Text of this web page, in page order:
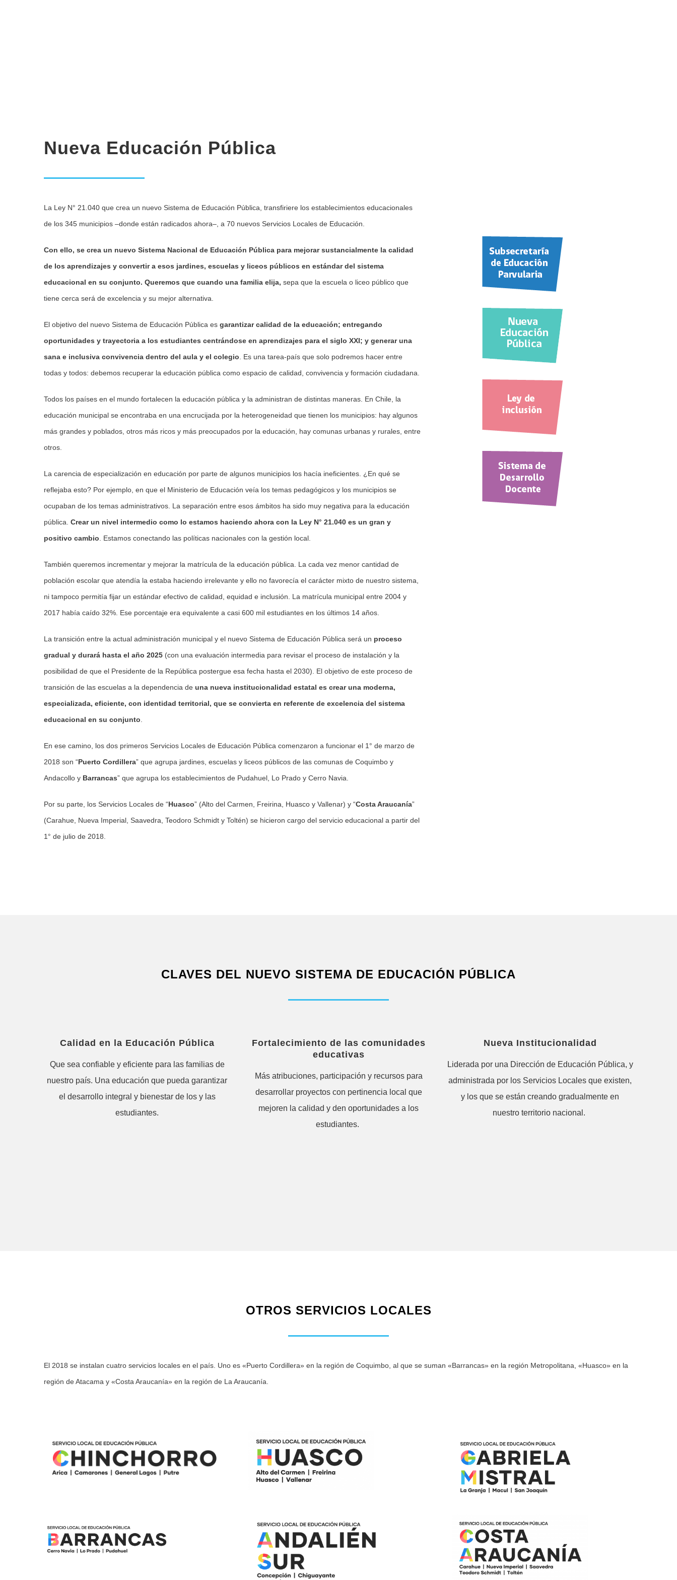
Nueva Educación Pública
La Ley N° 21.040 que crea un nuevo Sistema de Educación Pública, transfiriere los establecimientos educacionales
de los 345 municipios –donde están radicados ahora–, a 70 nuevos Servicios Locales de Educación.
Con ello, se crea un nuevo Sistema Nacional de Educación Pública para mejorar sustancialmente la calidad
de los aprendizajes y convertir a esos jardines, escuelas y liceos públicos en estándar del sistema
educacional en su conjunto. Queremos que cuando una familia elija, sepa que la escuela o liceo público que
tiene cerca será de excelencia y su mejor alternativa.
El objetivo del nuevo Sistema de Educación Pública es garantizar calidad de la educación; entregando
oportunidades y trayectoria a los estudiantes centrándose en aprendizajes para el siglo XXI; y generar una
sana e inclusiva convivencia dentro del aula y el colegio . Es una tarea-país que solo podremos hacer entre
todas y todos: debemos recuperar la educación pública como espacio de calidad, convivencia y formación ciudadana.
Todos los países en el mundo fortalecen la educación pública y la administran de distintas maneras. En Chile, la
educación municipal se encontraba en una encrucijada por la heterogeneidad que tienen los municipios: hay algunos
más grandes y poblados, otros más ricos y más preocupados por la educación, hay comunas urbanas y rurales, entre
otros.
La carencia de especialización en educación por parte de algunos municipios los hacía ineficientes. ¿En qué se
reflejaba esto? Por ejemplo, en que el Ministerio de Educación veía los temas pedagógicos y los municipios se
ocupaban de los temas administrativos. La separación entre esos ámbitos ha sido muy negativa para la educación
pública. Crear un nivel intermedio como lo estamos haciendo ahora con la Ley N° 21.040 es un gran y
positivo cambio . Estamos conectando las políticas nacionales con la gestión local.
También queremos incrementar y mejorar la matrícula de la educación pública. La cada vez menor cantidad de
población escolar que atendía la estaba haciendo irrelevante y ello no favorecía el carácter mixto de nuestro sistema,
ni tampoco permitía fijar un estándar efectivo de calidad, equidad e inclusión. La matrícula municipal entre 2004 y
2017 había caído 32%. Ese porcentaje era equivalente a casi 600 mil estudiantes en los últimos 14 años.
La transición entre la actual administración municipal y el nuevo Sistema de Educación Pública será un proceso
gradual y durará hasta el año 2025 (con una evaluación intermedia para revisar el proceso de instalación y la
posibilidad de que el Presidente de la República postergue esa fecha hasta el 2030). El objetivo de este proceso de
transición de las escuelas a la dependencia de una nueva institucionalidad estatal es crear una moderna,
especializada, eficiente, con identidad territorial, que se convierta en referente de excelencia del sistema
educacional en su conjunto
En ese camino, los dos primeros Servicios Locales de Educación Pública comenzaron a funcionar el 1° de marzo de
2018 son “Puerto Cordillera” que agrupa jardines, escuelas y liceos públicos de las comunas de Coquimbo y
Andacollo y Barrancas” que agrupa los establecimientos de Pudahuel, Lo Prado y Cerro Navia.
Por su parte, los Servicios Locales de “Huasco” (Alto del Carmen, Freirina, Huasco y Vallenar) y “Costa Araucanía”
(Carahue, Nueva Imperial, Saavedra, Teodoro Schmidt y Toltén) se hicieron cargo del servicio educacional a partir del
1° de julio de 2018.
CLAVES DEL NUEVO SISTEMA DE EDUCACIÓN PÚBLICA
Calidad en la Educación Pública
Que sea confiable y eficiente para las familias de
nuestro país. Una educación que pueda garantizar
el desarrollo integral y bienestar de los y las
estudiantes.
Fortalecimiento de las comunidades
educativas
Más atribuciones, participación y recursos para
desarrollar proyectos con pertinencia local que
mejoren la calidad y den oportunidades a los
estudiantes.
Nueva Institucionalidad
Liderada por una Dirección de Educación Pública, y
administrada por los Servicios Locales que existen,
y los que se están creando gradualmente en
nuestro territorio nacional.
OTROS SERVICIOS LOCALES
El 2018 se instalan cuatro servicios locales en el país. Uno es «Puerto Cordillera» en la región de Coquimbo, al que se suman «Barrancas» en la región Metropolitana, «Huasco» en la
región de Atacama y «Costa Araucanía» en la región de La Araucanía.